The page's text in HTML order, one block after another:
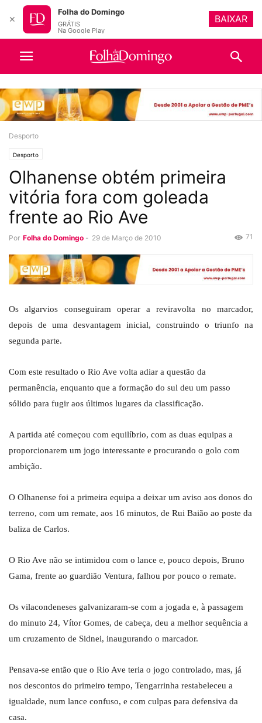
Desporto
Desporto
Olhanense obtém primeira
vitória fora com goleada
frente ao Rio Ave
Por Folha do Domingo - 29 de Março de 2010 71
Os algarvios conseguiram operar a reviravolta no marcador,
depois de uma desvantagem inicial, construindo o triunfo na
segunda parte.
Com este resultado o Rio Ave volta adiar a questão da
permanência, enquanto que a formação do sul deu um passo
sólido para fugir aos últimos lugares da classificação.
A partida até começou com equilíbrio, com as duas equipas a
proporcionarem um jogo interessante e procurando o golo com
ambição.
O Olhanense foi a primeira equipa a deixar um aviso aos donos do
terreno, com um remate, aos 16 minutos, de Rui Baião ao poste da
baliza de Carlos.
O Rio Ave não se intimidou com o lance e, pouco depois, Bruno
Gama, frente ao guardião Ventura, falhou por pouco o remate.
Os vilacondeneses galvanizaram-se com a jogada e, à passagem
do minuto 24, Vítor Gomes, de cabeça, deu a melhor sequência a
um cruzamento de Sidnei, inaugurando o marcador.
Pensava-se então que o Rio Ave teria o jogo controlado, mas, já
nos descontos do primeiro tempo, Tengarrinha restabeleceu a
igualdade, num lance confuso, e com culpas para defensiva da
casa.
✕
Folha do Domingo
GRÁTIS
Na Google Play
BAIXAR